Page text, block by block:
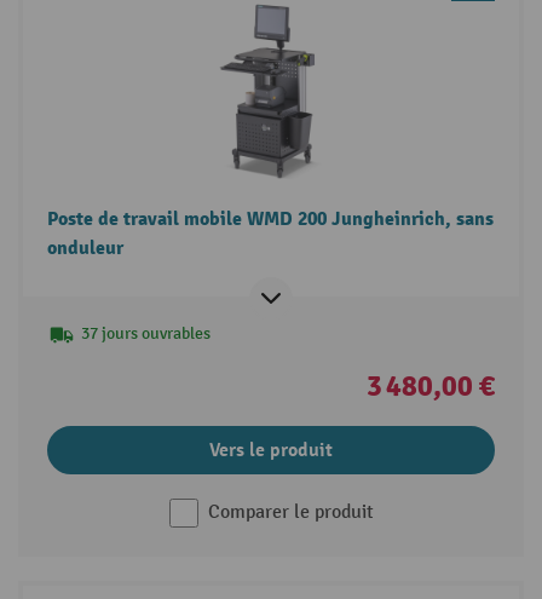
Poste de travail mobile WMD 200 Jungheinrich, sans
onduleur
37 jours ouvrables
3 480,00 €
Vers le produit
Comparer le produit